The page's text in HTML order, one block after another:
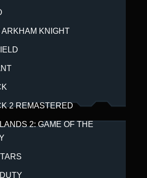
ARKHAM KNIGHT
2 REMASTERED
2: GAME OF THE